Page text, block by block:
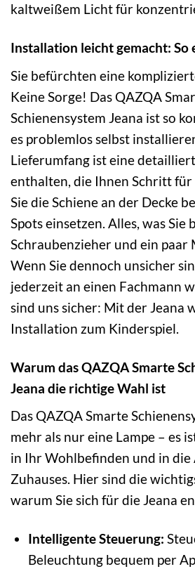
kaltweißem Licht für
Installation leicht gemacht: So
Sie befürchten eine
Keine Sorge! Das QAZQA
Schienensystem Jeana ist so
es problemlos selbst
Lieferumfang ist eine
enthalten, die Ihnen Schritt
Sie die Schiene an der Decke
Spots einsetzen. Alles, was Sie
Schraubenzieher und ein paar
Wenn Sie dennoch unsicher
jederzeit an einen Fachmann
sind uns sicher: Mit der Jeana
Installation zum Kinderspiel.
Warum das QAZQA Smarte
Jeana die richtige Wahl ist
Das QAZQA Smarte
mehr als nur eine Lampe – es
in Ihr Wohlbefinden und in die
Zuhauses. Hier sind die
warum Sie sich für die Jeana
Intelligente Steuerung:
Beleuchtung bequem per